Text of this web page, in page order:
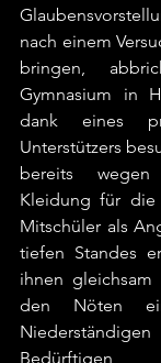
nach einem
bringen,
Gymnasium in
dank eines
Unterstützers
bereits
Kleidung für
Mitschüler als
tiefen Standes
ihnen
den Nöten